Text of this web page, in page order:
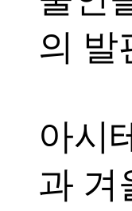
의 발
아시
과 겨